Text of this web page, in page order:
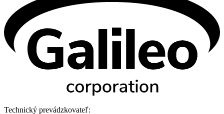
Technický prevádzkovateľ: